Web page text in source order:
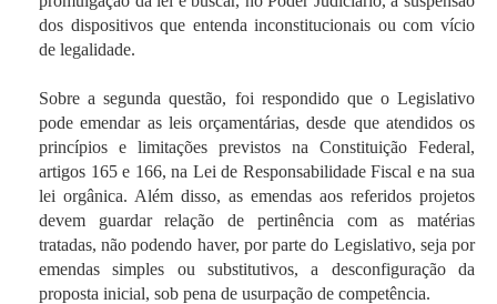
dos dispositivos que entenda inconstitucionais ou com vício
de legalidade.
Sobre a segunda questão, foi respondido que o Legislativo
pode emendar as leis orçamentárias, desde que atendidos os
princípios e limitações previstos na Constituição Federal,
artigos 165 e 166, na Lei de Responsabilidade Fiscal e na sua
lei orgânica. Além disso, as emendas aos referidos projetos
devem guardar relação de pertinência com as matérias
tratadas, não podendo haver, por parte do Legislativo, seja por
emendas simples ou substitutivos, a desconfiguração da
proposta inicial, sob pena de usurpação de competência.